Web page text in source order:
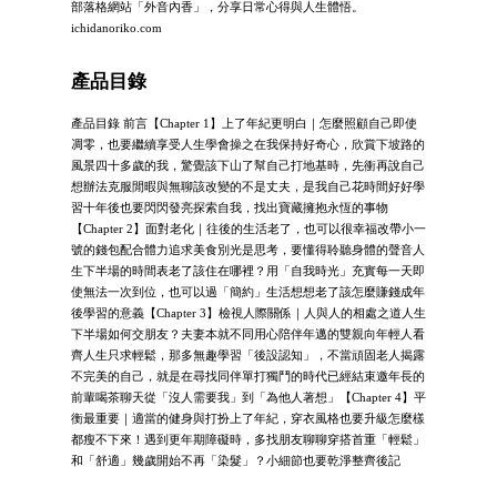
部落格網站「外音內香」，分享日常心得與人生體悟。
ichidanoriko.com
產品目錄
產品目錄 前言【Chapter 1】上了年紀更明白｜怎麼照顧自己即使
凋零，也要繼續享受人生學會操之在我保持好奇心，欣賞下坡路的
風景四十多歲的我，驚覺該下山了幫自己打地基時，先衝再說自己
想辦法克服閒暇與無聊該改變的不是丈夫，是我自己花時間好好學
習十年後也要閃閃發亮探索自我，找出寶藏擁抱永恆的事物
【Chapter 2】面對老化｜往後的生活老了，也可以很幸福改帶小一
號的錢包配合體力追求美食別光是思考，要懂得聆聽身體的聲音人
生下半場的時間表老了該住在哪裡？用「自我時光」充實每一天即
使無法一次到位，也可以過「簡約」生活想想老了該怎麼賺錢成年
後學習的意義【Chapter 3】檢視人際關係｜人與人的相處之道人生
下半場如何交朋友？夫妻本就不同用心陪伴年邁的雙親向年輕人看
齊人生只求輕鬆，那多無趣學習「後設認知」，不當頑固老人揭露
不完美的自己，就是在尋找同伴單打獨鬥的時代已經結束邀年長的
前輩喝茶聊天從「沒人需要我」到「為他人著想」【Chapter 4】平
衡最重要｜適當的健身與打扮上了年紀，穿衣風格也要升級怎麼樣
都瘦不下來！遇到更年期障礙時，多找朋友聊聊穿搭首重「輕鬆」
和「舒適」幾歲開始不再「染髮」？小細節也要乾淨整齊後記